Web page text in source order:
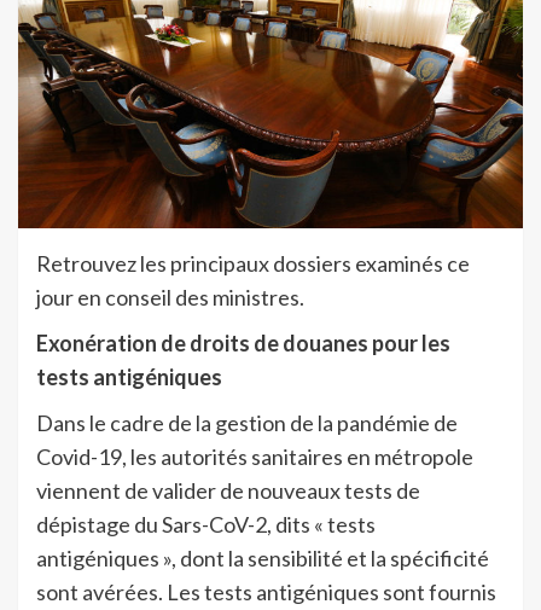
Retrouvez les principaux dossiers examinés ce
jour en conseil des ministres.
Exonération de droits de douanes pour les
tests antigéniques
Dans le cadre de la gestion de la pandémie de
Covid-19, les autorités sanitaires en métropole
viennent de valider de nouveaux tests de
dépistage du Sars-CoV-2, dits « tests
antigéniques », dont la sensibilité et la spécificité
sont avérées. Les tests antigéniques sont fournis